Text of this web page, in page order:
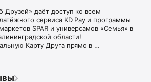
Друзей» даёт доступ ко всем
сервиса KD Pay и программы
SPAR и универсамов «Семья» в
области!
Карту Друга прямо в
из приложения в одно действие с